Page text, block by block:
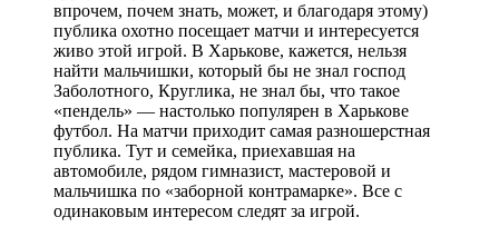
впрочем, почем знать, может, и благодаря этому)
публика охотно посещает матчи и интересуется
живо этой игрой. В Харькове, кажется, нельзя
найти мальчишки, который бы не знал господ
Заболотного, Круглика, не знал бы, что такое
«пендель» ― настолько популярен в Харькове
футбол. На матчи приходит самая разношерстная
публика. Тут и семейка, приехавшая на
автомобиле, рядом гимназист, мастеровой и
мальчишка по «заборной контрамарке». Все с
одинаковым интересом следят за игрой.